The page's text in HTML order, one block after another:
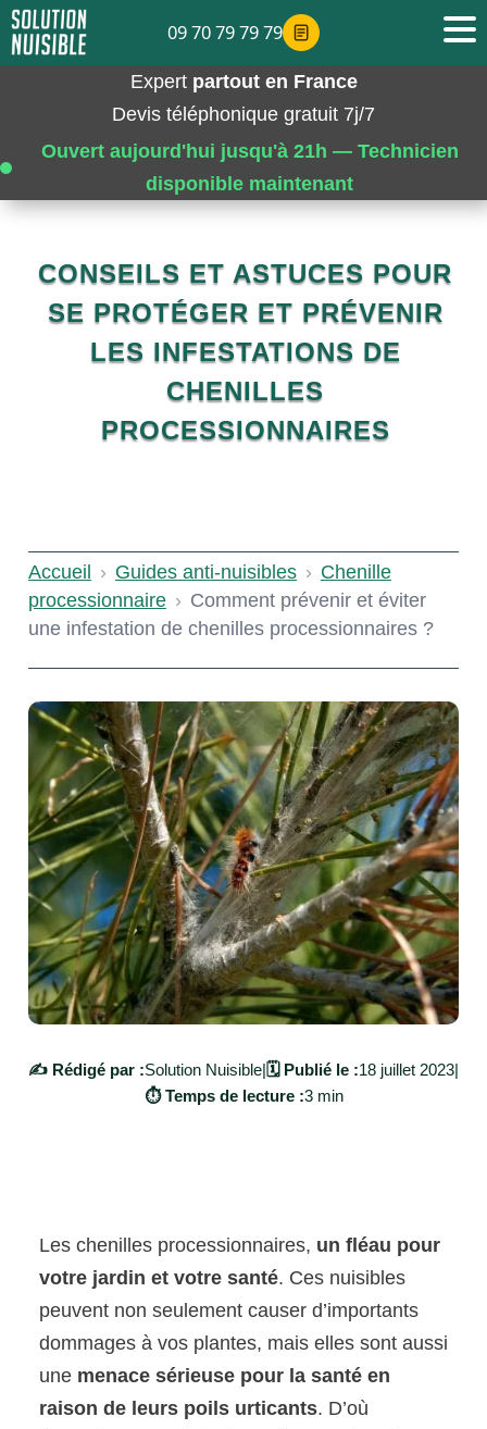
Expert partout en France
Devis téléphonique gratuit 7j/7
Ouvert aujourd'hui jusqu'à 21h — Technicien
disponible maintenant
CONSEILS ET ASTUCES POUR
SE PROTÉGER ET PRÉVENIR
LES INFESTATIONS DE
CHENILLES
PROCESSIONNAIRES
Accueil › Guides anti-nuisibles › Chenille
processionnaire › Comment prévenir et éviter
une infestation de chenilles processionnaires ?
✍️ Rédigé par :Solution Nuisible|🗓️ Publié le :18 juillet 2023|
⏱️ Temps de lecture :3 min
Les chenilles processionnaires, un fléau pour
votre jardin et votre santé. Ces nuisibles
peuvent non seulement causer d’importants
dommages à vos plantes, mais elles sont aussi
une menace sérieuse pour la santé en
raison de leurs poils urticants. D’où
09 70 79 79 79